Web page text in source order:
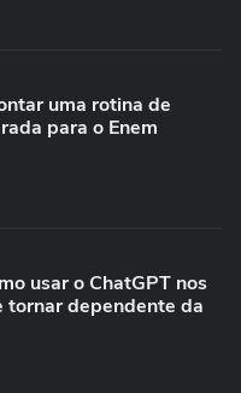
uma rotina de
para o Enem
usar o ChatGPT nos
tornar dependente da